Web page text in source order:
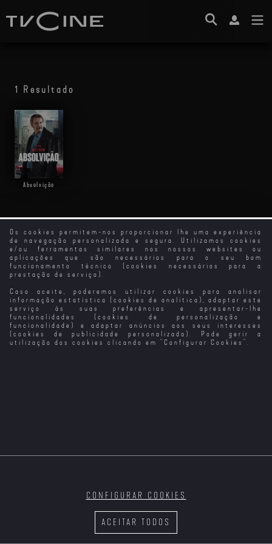
Os cookies permitem-nos proporcionar lhe uma experiência
de navegação personalizada e segura. Utilizamos cookies
e/ou ferramentas similares nos nossos websites ou
aplicações que são necessários para o seu bom
funcionamento técnico (cookies necessários para a
prestação de serviço).
Caso aceite, poderemos utilizar cookies para analisar
informação estatística (cookies de analítica), adaptar este
serviço às suas preferências e apresentar-lhe
funcionalidades (cookies de personalização e
funcionalidade) e adaptar anúncios aos seus interesses
(cookies de publicidade personalizada). Pode gerir a
utilização dos cookies clicando em " Configurar Cookies ".
ACEITAR TODOS
CONFIGURAR COOKIES
1 Resultado
Absolvição